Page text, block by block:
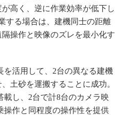
高く、逆に作業効率が低下し
する場合は、建機同士の距離
操作と映像のズレを最小化す
活用して、2台の異なる建機
土砂を運搬することに成功。
し、2台で計8台のカメラ映
操作と同程度の操作性を提供